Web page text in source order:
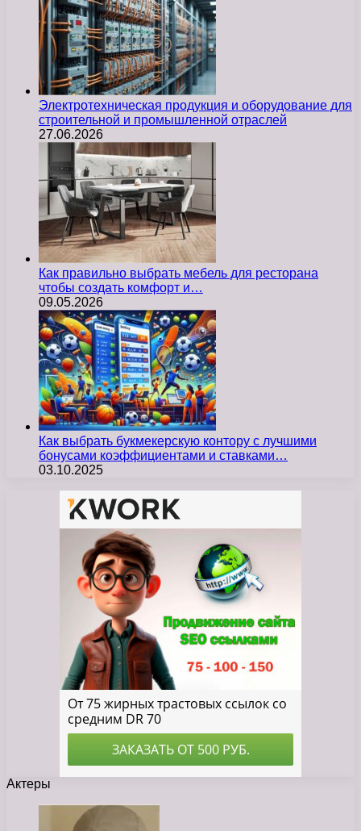
Электротехническая продукция и оборудование для
строительной и промышленной отраслей
27.06.2026
Как правильно выбрать мебель для ресторана
чтобы создать комфорт и…
09.05.2026
Как выбрать букмекерскую контору с лучшими
бонусами коэффициентами и ставками…
03.10.2025
Актеры